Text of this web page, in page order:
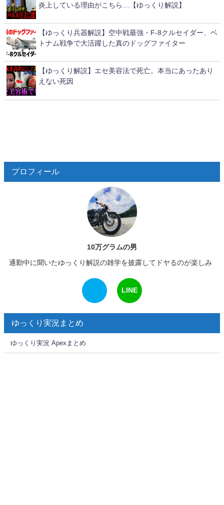
炎上している理由がこちら…【ゆっくり解説】
【ゆっくり兵器解説】空中戦最強・F-8クルセイダー、ベ
トナム戦争で大活躍した真のドッグファイター
【ゆっくり解説】エセ美容法で死亡。本当にあったあり
えない死因
プロフィール
10万グラムの男
通勤中に聞いたゆっくり解説の雑学を披露してドヤるのが楽しみ
LINE
ゆっくり実況まとめ
ゆっくり実況 Apexまとめ